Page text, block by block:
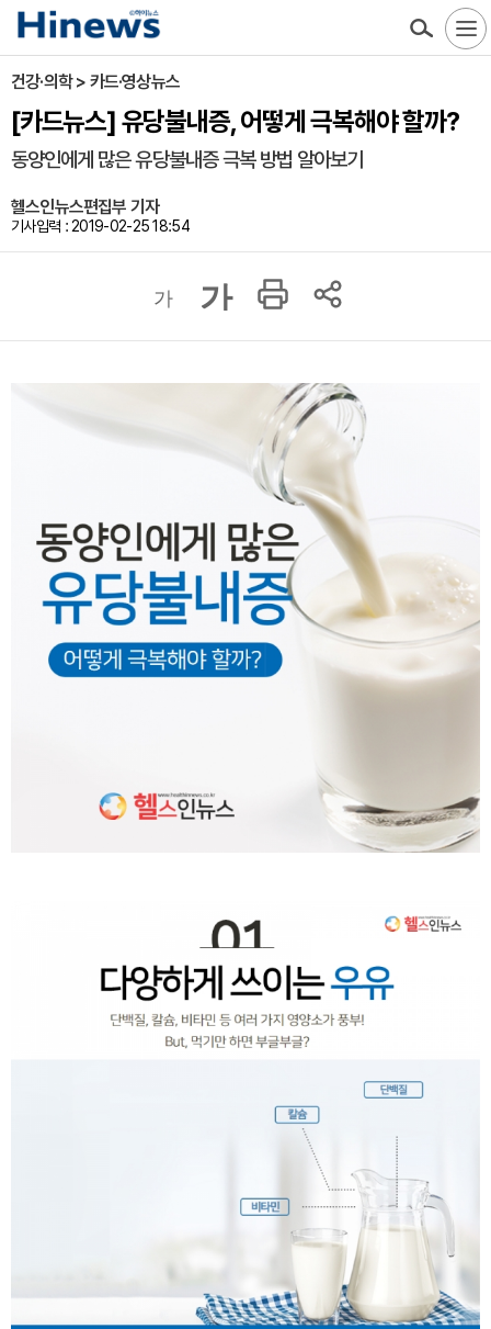
건강·의학 > 카드·영상뉴스
[카드뉴스] 유당불내증, 어떻게 극복해야 할까?
동양인에게 많은 유당불내증 극복 방법 알아보기
헬스인뉴스편집부 기자
기사입력 : 2019-02-25 18:54
가 가